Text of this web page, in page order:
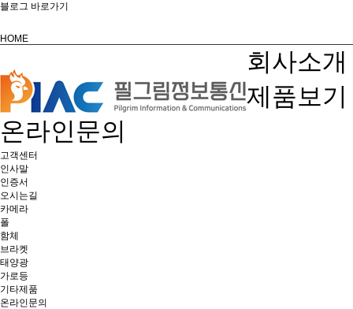
블로그 바로가기
HOME
회사소개
제품보기
온라인문의
고객센터
인사말
인증서
오시는길
카메라
폴
함체
브라켓
태양광
가로등
기타제품
온라인문의